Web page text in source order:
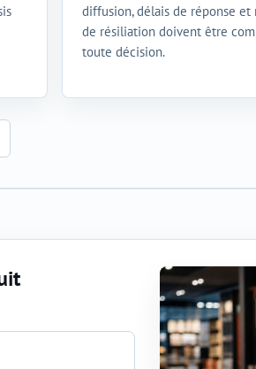
diffusion, délais de réponse et
de résiliation doivent être
toute décision.